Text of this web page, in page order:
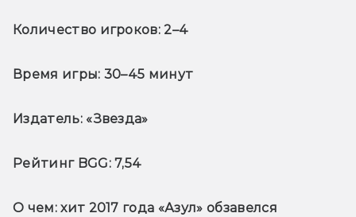
Количество игроков: 2–4
Время игры: 30–45 минут
Издатель: «Звезда»
Рейтинг BGG: 7,54
О чем: хит 2017 года «Азул» обзавелся